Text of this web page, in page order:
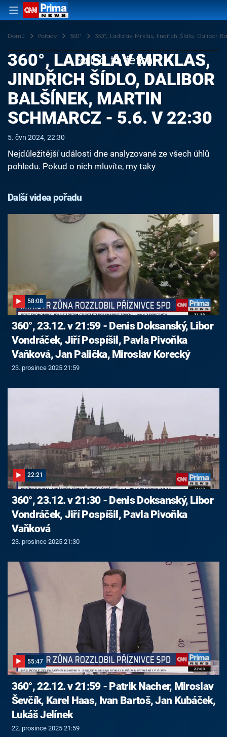
Domů Pořady 360° 360°, Ladislav Mrklas, Jindřich Šídlo, Dalibor
Failed to fetch
360°, LADISLAV MRKLAS,
JINDŘICH ŠÍDLO, DALIBOR
BALŠÍNEK, MARTIN
SCHMARCZ - 5.6. V 22:30
5. čvn 2024, 22:30
Nejdůležitější události dne analyzované ze všech úhlů
pohledu. Pokud o nich mluvíte, my taky
Další videa pořadu
58:08
360°, 23.12. v 21:59 - Denis Doksanský, Libor
Vondráček, Jiří Pospíšil, Pavla Pivoňka
Vaňková, Jan Palička, Miroslav Korecký
23. prosince 2025 21:59
22:21
360°, 23.12. v 21:30 - Denis Doksanský, Libor
Vondráček, Jiří Pospíšil, Pavla Pivoňka
Vaňková
23. prosince 2025 21:30
55:47
360°, 22.12. v 21:59 - Patrik Nacher, Miroslav
Ševčík, Karel Haas, Ivan Bartoš, Jan Kubáček,
Lukáš Jelínek
22. prosince 2025 21:59